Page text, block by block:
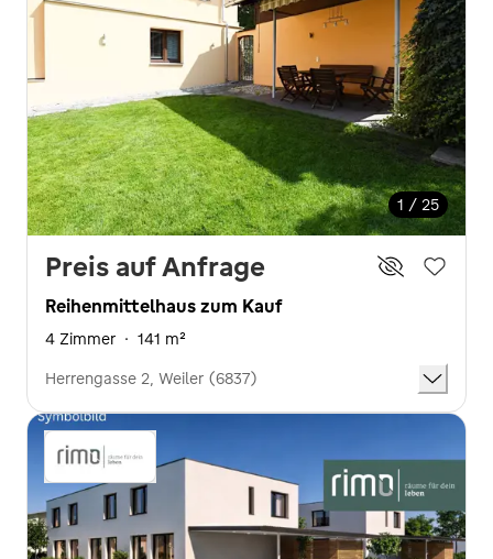
1 / 25
Preis auf Anfrage
Reihenmittelhaus zum Kauf
4 Zimmer · 141 m²
Herrengasse 2, Weiler (6837)